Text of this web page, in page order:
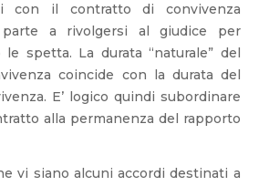
con il contratto di convivenza
parte a rivolgersi al giudice per
spetta. La durata “naturale” del
coincide con la durata del
E’ logico quindi subordinare
alla permanenza del rapporto
vi siano alcuni accordi destinati a